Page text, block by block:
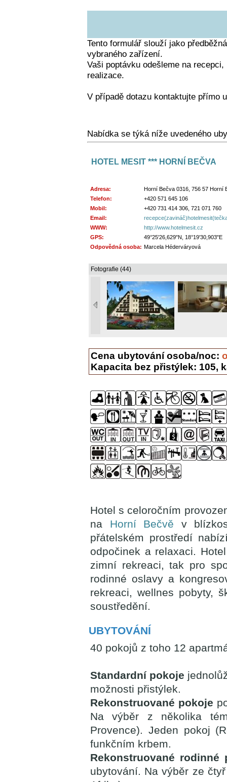
Tento formulář slouží jako
vybraného zařízení.
Vaši poptávku odešleme na
realizace.
V případě dotazu kontaktujte přímo
Nabídka se týká níže uvedeného
HOTEL MESIT *** HORNÍ BEČVA
Adresa:
Horní Bečva 0316, 756 57 Horní
Telefon:
+420 571 645 106
Mobil:
+420 731 414 306, 721 071 760
Email:
WWW:
http://www.hotelmesit.cz
GPS:
49°25'26,629"N, 18°19'30,903"E
Odpovědná osoba: Marcela Héderváryová
Fotografie (44)
Cena ubytování osoba/noc:
Kapacita bez přistýlek: 105,
Hotel s celoročním
na Horní Bečvě v
přátelském prostředí
odpočinek a relaxaci.
zimní rekreaci, tak pro
rodinné oslavy a
rekreaci, wellnes pobyty,
soustředění.
UBYTOVÁNÍ
40 pokojů z toho 12
Standardní pokoje
možnosti přistýlek.
Rekonstruované pokoje
Na výběr z několika
Provence). Jeden pokoj
funkčním krbem.
Rekonstruované rodinné
ubytování. Na výběr ze